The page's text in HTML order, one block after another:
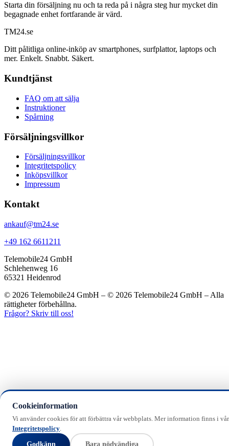
Starta din försäljning nu och ta reda på i några steg hur mycket din
begagnade enhet fortfarande är värd.
TM24.se
Ditt pålitliga online-inköp av smartphones, surfplattor, laptops och
mer. Enkelt. Snabbt. Säkert.
Kundtjänst
FAQ om att sälja
Instruktioner
Spårning
Försäljningsvillkor
Försäljningsvillkor
Integritetspolicy
Inköpsvillkor
Impressum
Kontakt
ankauf@tm24.se
+49 162 6611211
Telemobile24 GmbH
Schlehenweg 16
65321 Heidenrod
© 2026 Telemobile24 GmbH – © 2026 Telemobile24 GmbH – Alla
rättigheter förbehållna.
Frågor? Skriv till oss!
Cookieinformation
Vi använder cookies för att förbättra vår webbplats. Mer information finns i vår
Integritetspolicy.
Godkänn Bara nödvändiga